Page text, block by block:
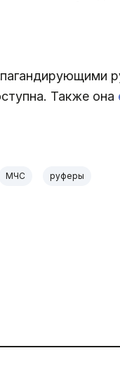
Также она
МЧС руферы